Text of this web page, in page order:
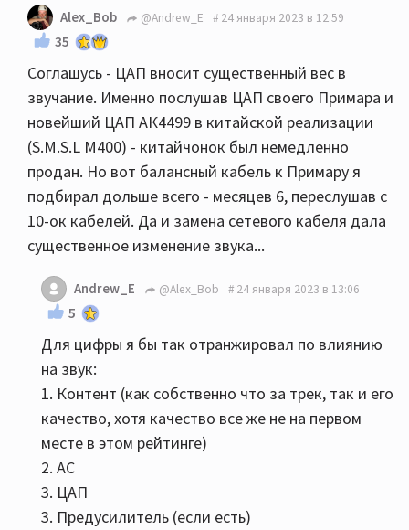
Alex_Bob @Andrew_E 24 января 2023 в 12:59
35
Соглашусь - ЦАП вносит существенный вес в
звучание. Именно послушав ЦАП своего Примара и
новейший ЦАП АК4499 в китайской реализации
(S.M.S.L M400) - китайчонок был немедленно
продан. Но вот балансный кабель к Примару я
подбирал дольше всего - месяцев 6, переслушав с
10-ок кабелей. Да и замена сетевого кабеля дала
существенное изменение звука...
Andrew_E @Alex_Bob 24 января 2023 в 13:06
5
Для цифры я бы так отранжировал по влиянию
на звук:
1. Контент (как собственно что за трек, так и его
качество, хотя качество все же не на первом
месте в этом рейтинге)
2. АС
3. ЦАП
3. Предусилитель (если есть)